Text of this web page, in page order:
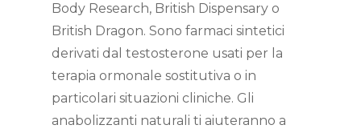
Body Research, British Dispensary o
British Dragon. Sono farmaci sintetici
derivati dal testosterone usati per la
terapia ormonale sostitutiva o in
particolari situazioni cliniche. Gli
anabolizzanti naturali ti aiuteranno a